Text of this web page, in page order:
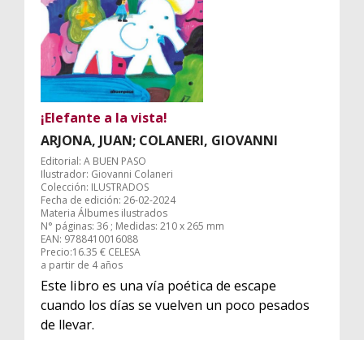
¡Elefante a la vista!
ARJONA, JUAN; COLANERI, GIOVANNI
Editorial: A BUEN PASO
Ilustrador: Giovanni Colaneri
Colección: ILUSTRADOS
Fecha de edición: 26-02-2024
Materia Álbumes ilustrados
N° páginas: 36 ; Medidas: 210 x 265 mm
EAN: 9788410016088
Precio:16.35 € CELESA
a partir de 4 años
Este libro es una vía poética de escape
cuando los días se vuelven un poco pesados
de llevar.